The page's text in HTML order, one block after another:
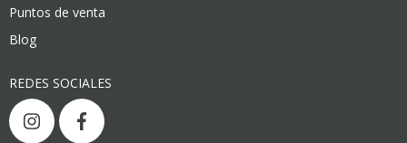
Puntos de venta
Blog
REDES SOCIALES